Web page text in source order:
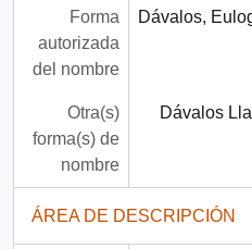
Forma
autorizada
del nombre
Dávalos,
Otra(s)
forma(s) de
nombre
Dávalos
ÁREA DE DESCRIPCIÓN